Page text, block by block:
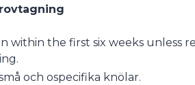
within the first six weeks unless
och ospecifika knölar.